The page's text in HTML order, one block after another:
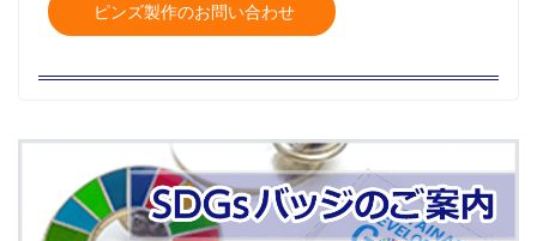
ピンズ製作のお問い合わせ